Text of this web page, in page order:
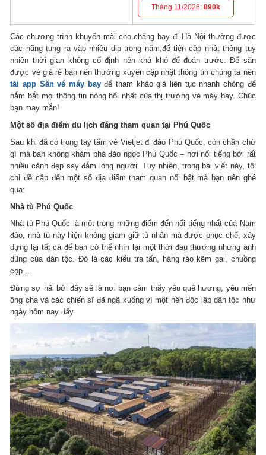
Tháng 11/2026:890k
Các chương trình khuyến mãi cho chặng bay đi Hà Nội thường được
các hãng tung ra vào nhiều dịp trong năm,để tiện cập nhật thông tuy
nhiên thời gian không cố định nên khá khó để đoán trước. Để săn
được vé giá rẻ bạn nên thường xuyên cập nhật thông tin chúng ta nên
tải app Săn vé máy bayđể tham khảo giá liên tục nhanh chóng để
nắm bắt mọi thông tin nóng hổi nhất của thị trường vé máy bay. Chúc
bạn may mắn!
Một số địa điểm du lịch đáng tham quan tại Phú Quốc
Sau khi đã có trong tay tấm vé Vietjet đi đảo Phú Quốc, còn chần chừ
gì mà bạn không khám phá đảo ngọc Phú Quốc – nơi nổi tiếng bởi rất
nhiều cảnh đẹp say đắm lòng người. Tuy nhiên, trong bài viết này, tôi
chỉ đề cập đến một số địa điểm tham quan nổi bật mà bạn nên ghé
qua:
Nhà tù PhúQuốc
Nhà tù Phú Quốc là một trong những điểm đến nổi tiếng nhất của Nam
đảo, nhà tù này hiện không giam giữ tù nhân mà được phục chế, xây
dựng lại tất cả để bạn có thể nhìn lại một thời đau thương nhưng anh
dũng của dân tộc. Đó là các kiểu tra tấn, hàng rào kẽm gai, chuồng
cọp…
Đừng sợ hãi bởi đây sẽ là nơi bạn cảm thấy yêu quê hương, yêu mến
ông cha và các chiến sĩ đã ngã xuống vì một nền độc lập dân tộc như
ngày hôm nay đấy.